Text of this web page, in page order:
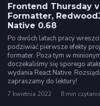
Frontend Thursday
Formatter,
Native 0.68
Po dwóch latach pracy
podziwiać pierwsze efekty
formater. Poza tym w
doczekaliśmy się sporego
wydania React Native.
zapraszamy do lektury!
7 kwietnia 2022 8 min czytania